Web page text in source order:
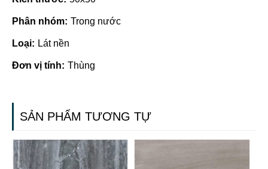
Phân nhóm: Trong nước
Loại: Lát nền
Đơn vị tính: Thùng
SẢN PHẨM TƯƠNG TỰ